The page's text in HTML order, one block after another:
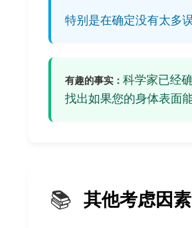
特别是在确定没有太多
有趣的事实： 科学家已经
找出如果您的身体表面
📚 其他考虑因素